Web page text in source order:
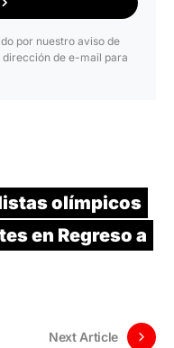
por nuestro aviso de
de e-mail para
olímpicos
en Regreso a
Next Article